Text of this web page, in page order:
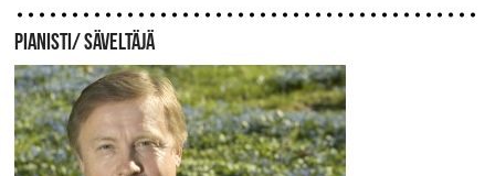
PIANISTI/ SÄVELTÄJÄ